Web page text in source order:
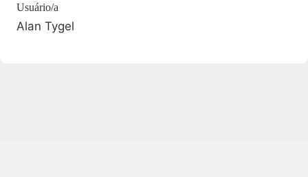
Usuário/a
Alan Tygel